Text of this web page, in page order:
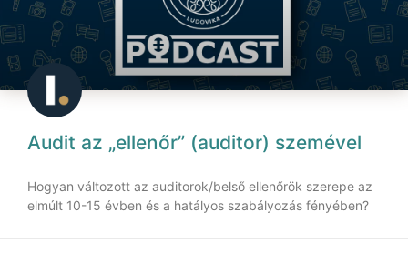
Audit az „ellenőr” (auditor) szemével
Hogyan változott az auditorok/belső ellenőrök szerepe az
elmúlt 10-15 évben és a hatályos szabályozás fényében?